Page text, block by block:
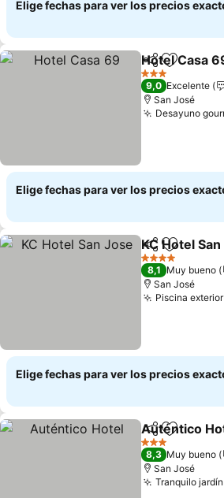
Elige fechas para ver los precios
Compartir
Agregar
Hotel Casa
3 Estrellas
9,0 Excelente
San José
Desayuno
Elige fechas para ver los precios
Compartir
Agregar
KC Hotel
4 Estrellas
8,1 Muy bueno
San José
Piscina
Elige fechas para ver los precios
Compartir
Agregar
Auténtico
3 Estrellas
8,3 Muy bueno
San José
Tranquilo